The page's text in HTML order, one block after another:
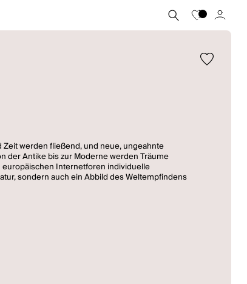
werden fließend, und neue, ungeahnte
der Antike bis zur Moderne werden Träume
Internetforen individuelle
sondern auch ein Abbild des Weltempfindens